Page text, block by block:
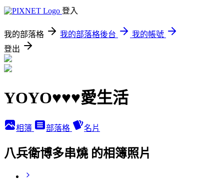
登入
我的部落格 我的部落格後台
我的帳號
登出
YOYO♥♥♥愛生活
相簿 部落格 名片
八兵衛博多串燒 的相簿照片